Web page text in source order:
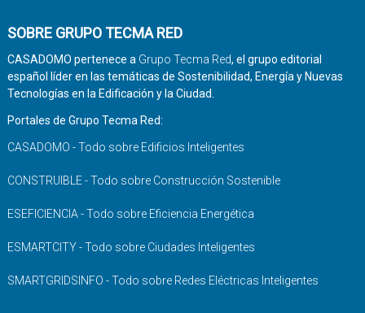
SOBRE GRUPO TECMA RED
CASADOMO pertenece a Grupo Tecma Red, el grupo editorial
español líder en las temáticas de Sostenibilidad, Energía y Nuevas
Tecnologías en la Edificación y la Ciudad.
Portales de Grupo Tecma Red:
CASADOMO - Todo sobre Edificios Inteligentes
CONSTRUIBLE - Todo sobre Construcción Sostenible
ESEFICIENCIA - Todo sobre Eficiencia Energética
ESMARTCITY - Todo sobre Ciudades Inteligentes
SMARTGRIDSINFO - Todo sobre Redes Eléctricas Inteligentes